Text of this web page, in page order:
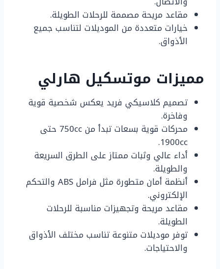
مقاعد مريحة مصممة للرحلات الطويلة.
خيارات متعددة من الموديلات لتناسب جميع
الأذواق.
مميزات موتسكيل هارلي
تصميم كلاسيكي فريد يعكس شخصية قوية
وفاخرة.
محركات قوية بسعات تبدأ من 750cc حتى
1900cc.
أداء عالي وثبات ممتاز على الطرق السريعة
والطويلة.
أنظمة أمان متطورة مثل فرامل ABS والتحكم
الإلكتروني.
مقاعد مريحة وتجهيزات مناسبة للرحلات
الطويلة.
توفر موديلات متنوعة تناسب مختلف الأذواق
والاحتياجات.